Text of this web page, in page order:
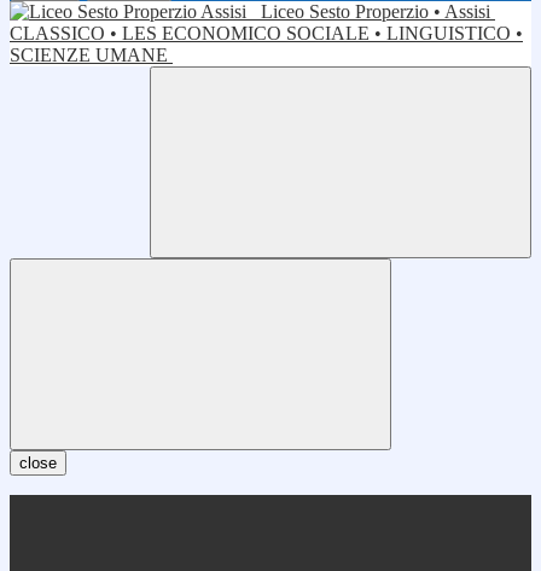
Liceo Sesto Properzio • Assisi
CLASSICO • LES ECONOMICO SOCIALE • LINGUISTICO •
SCIENZE UMANE
close